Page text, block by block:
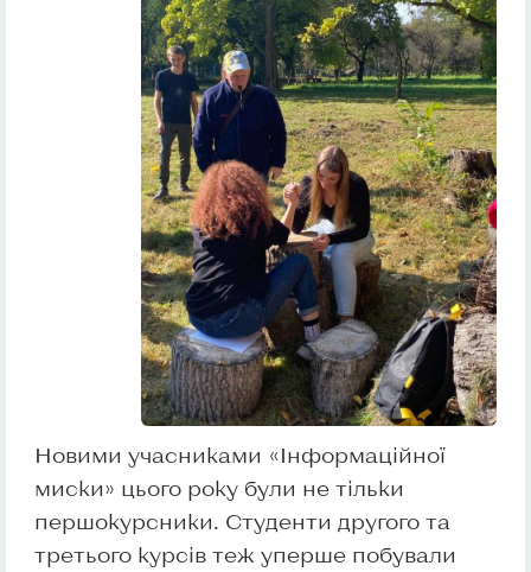
Новими учасниками «Інформаційної
миски» цього року були не тільки
першокурсники. Студенти другого та
третього курсів теж уперше побували